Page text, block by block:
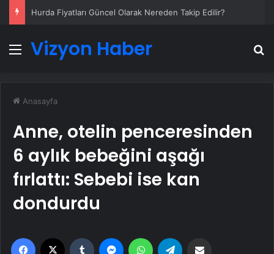
Datahost İle Güvenilir Sunucu Hizmetleri
Menü
Vizyon Haber
Anasayfa
Anne, otelin penceresinden
6 aylık bebeğini aşağı
fırlattı: Sebebi ise kan
dondurdu
Facebook Tumblr MessengerWhatsApp